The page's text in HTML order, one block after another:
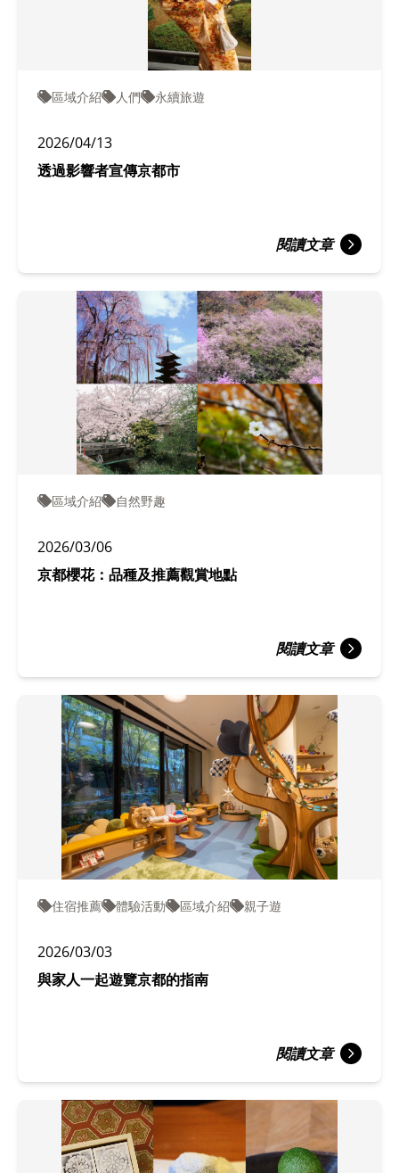
區域介紹 人們 永續旅遊
2026/04/13
透過影響者宣傳京都市
閱讀文章
區域介紹 自然野趣
2026/03/06
京都櫻花：品種及推薦觀賞地點
閱讀文章
住宿推薦 體驗活動 區域介紹 親子遊
2026/03/03
與家人一起遊覽京都的指南
閱讀文章